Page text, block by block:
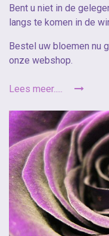
Bent u niet in de
langs te komen in de
Bestel uw bloemen nu
onze webshop.
Lees meer.....